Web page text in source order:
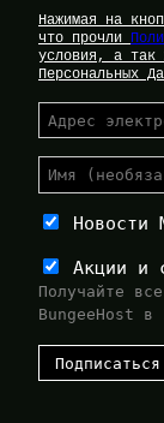
Нажимая на
что прочли
условия, а так
Персональных
Новости
Акции и
Получайте
BungeeHost в